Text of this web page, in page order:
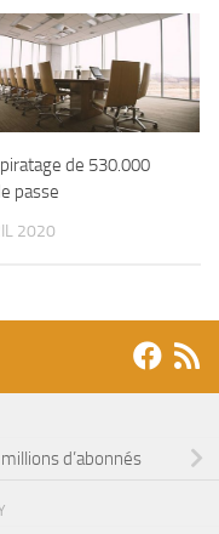
de 530.000
passe
2020
d’abonnés